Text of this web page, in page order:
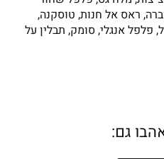
ראס אל חנות, טוסקנה,
פלפל אנגלי, סומק, תבלין על
גם: